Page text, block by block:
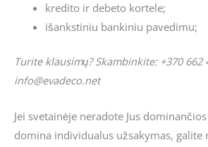
kredito ir debeto kortele;
išankstiniu bankiniu pavedimu;
Turite klausimų? Skambinkite: +370 662
info@evadeco.net
Jei svetainėje neradote Jus
domina individualus užsakymas, galite